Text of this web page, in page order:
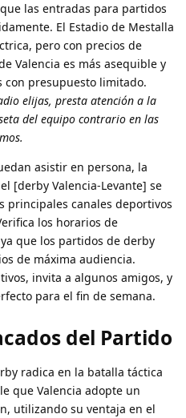
las entradas para partidos
El Estadio de Mestalla
pero con precios de
Valencia es más asequible y
con presupuesto limitado.
elijas, presta atención a la
del equipo contrario en las
asistir en persona, la
[derby Valencia-Levante] se
principales canales deportivos
los horarios de
que los partidos de derby
de máxima audiencia.
invita a algunos amigos, y
para el fin de semana.
del Partido
radica en la batalla táctica
que Valencia adopte un
utilizando su ventaja en el